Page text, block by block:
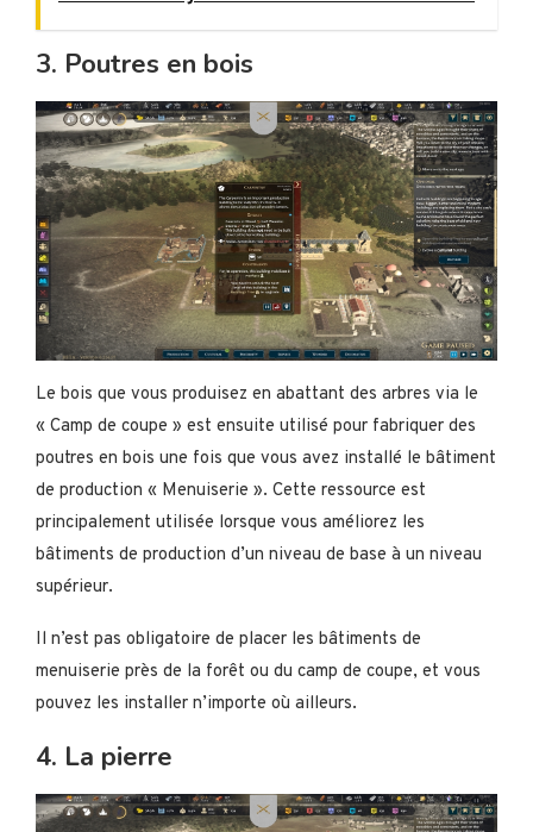
3. Poutres en bois
Le bois que vous produisez en abattant des arbres via le
« Camp de coupe » est ensuite utilisé pour fabriquer des
poutres en bois une fois que vous avez installé le bâtiment
de production « Menuiserie ». Cette ressource est
principalement utilisée lorsque vous améliorez les
bâtiments de production d’un niveau de base à un niveau
supérieur.
Il n’est pas obligatoire de placer les bâtiments de
menuiserie près de la forêt ou du camp de coupe, et vous
pouvez les installer n’importe où ailleurs.
4. La pierre